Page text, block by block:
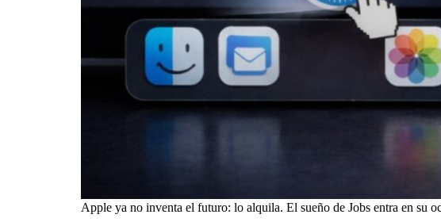
Apple ya no inventa el futuro: lo alquila. El sueño de Jobs entra en su